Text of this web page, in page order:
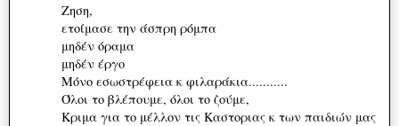
Ζηση,
ετοίμασε την άσπρη ρόμπα
μηδέν όραμα
μηδέν έργο
Μόνο εσωστρέφεια κ φιλαράκια...........
Όλοι το βλέπουμε, όλοι το ζούμε,
Κριμα για το μέλλον τις Καστοριας κ των παιδιών μας